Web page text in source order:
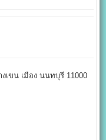
เขน เมือง นนทบุรี 11000